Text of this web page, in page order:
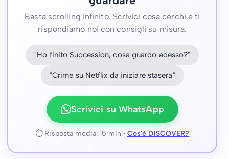
Basta scrolling infinito. Scrivici cosa cerchi e ti
rispondiamo noi con consigli su misura.
"Ho finito Succession, cosa guardo adesso?"
"Crime su Netflix da iniziare stasera"
Scrivici su WhatsApp
⏱ Risposta media: 15 min · Cos'è DISCOVER?